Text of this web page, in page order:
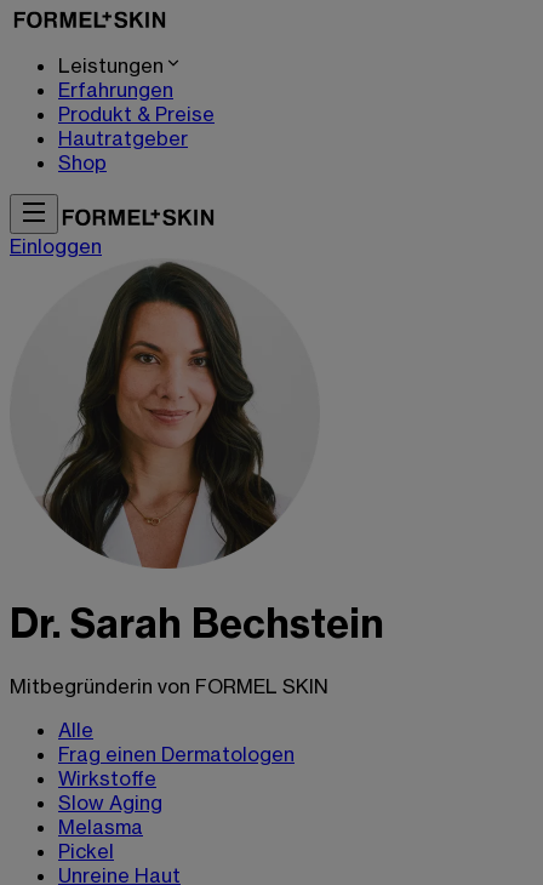
Leistungen
Erfahrungen
Produkt & Preise
Hautratgeber
Shop
Einloggen
Dr. Sarah Bechstein
Mitbegründerin von FORMEL SKIN
Alle
Frag einen Dermatologen
Wirkstoffe
Slow Aging
Melasma
Pickel
Unreine Haut